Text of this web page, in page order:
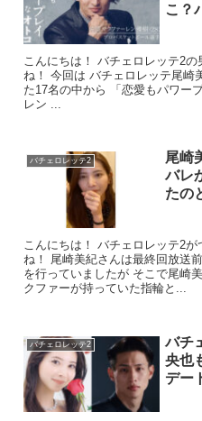
「蹴散らすんで大丈夫です。
とマクファーの元へ。
出典元：Twitter
こ？
こんにちは！ バチェロレッテ2
ね！ 今回は バチェロレッテ尾崎
た17名の中から 「恋愛もパワー
レン ...
バチェロレッテ2
尾崎
バレ
たの
こんにちは！ バチェロレッテ2
ね！ 尾崎美紀さんは最終回放送
を行っていましたが そこで尾崎
クファーが持っていた指輪と...
バチェロレッテ2
バチ
央也
デー